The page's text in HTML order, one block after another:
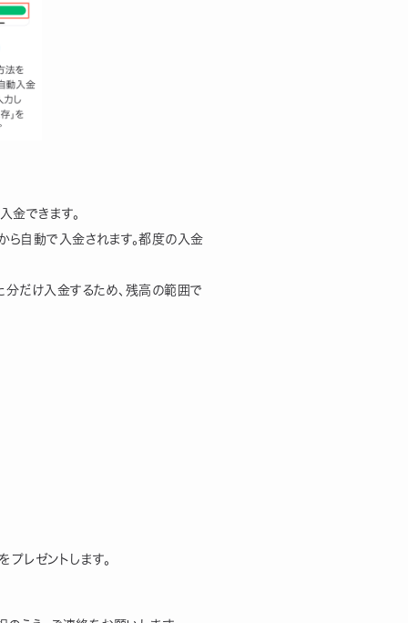
金できます。
ら自動で入金されます。都度の入金
分だけ入金するため、残高の範囲で
レゼントします。